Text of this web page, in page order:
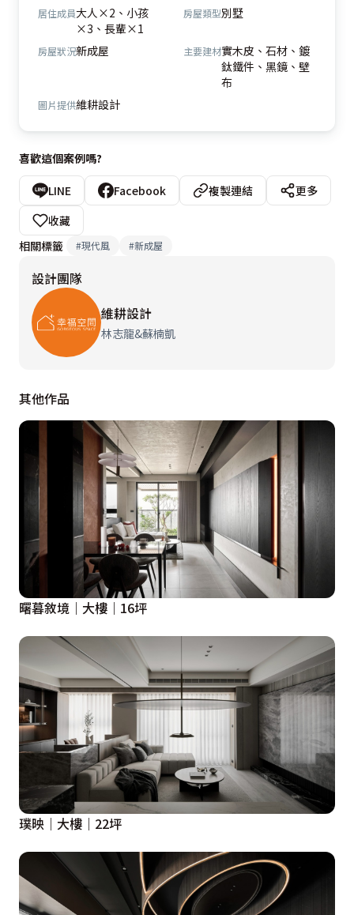
居住成員大人×2、小孩
×3、長輩×1
房屋類型別墅
房屋狀況新成屋 主要建材實木皮、石材、鍍
鈦鐵件、黑鏡、壁
布
圖片提供維耕設計
喜歡這個案例嗎?
LINE Facebook 複製連結
更多
收藏
相關標籤
#現代風 #新成屋
設計團隊
維耕設計
林志龍&蘇楠凱
其他作品
曙暮敘境｜大樓｜16坪
璞映｜大樓｜22坪